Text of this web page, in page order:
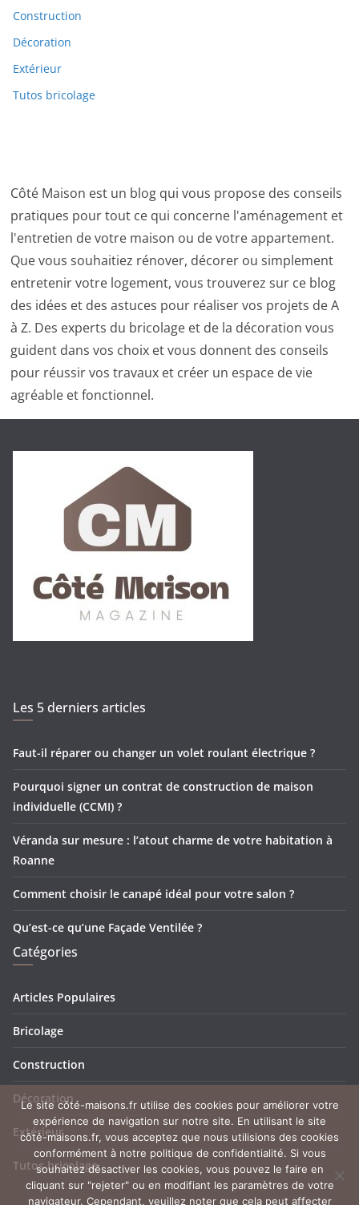
Construction
Décoration
Extérieur
Tutos bricolage
Côté Maison est un blog qui vous propose des conseils
pratiques pour tout ce qui concerne l'aménagement et
l'entretien de votre maison ou de votre appartement.
Que vous souhaitiez rénover, décorer ou simplement
entretenir votre logement, vous trouverez sur ce blog
des idées et des astuces pour réaliser vos projets de A
à Z. Des experts du bricolage et de la décoration vous
guident dans vos choix et vous donnent des conseils
pour réussir vos travaux et créer un espace de vie
agréable et fonctionnel.
Les 5 derniers articles
Faut-il réparer ou changer un volet roulant électrique ?
Pourquoi signer un contrat de construction de maison
individuelle (CCMI) ?
Véranda sur mesure : l’atout charme de votre habitation à
Roanne
Comment choisir le canapé idéal pour votre salon ?
Qu’est-ce qu’une Façade Ventilée ?
Catégories
Articles Populaires
Bricolage
Construction
Décoration
Extérieur
Tutos bricolage
Le site côté-maisons.fr utilise des cookies pour améliorer votre
expérience de navigation sur notre site. En utilisant le site
côté-maisons.fr, vous acceptez que nous utilisions des cookies
conformément à notre politique de confidentialité. Si vous
souhaitez désactiver les cookies, vous pouvez le faire en
cliquant sur "rejeter" ou en modifiant les paramètres de votre
navigateur. Cependant, veuillez noter que cela peut affecter